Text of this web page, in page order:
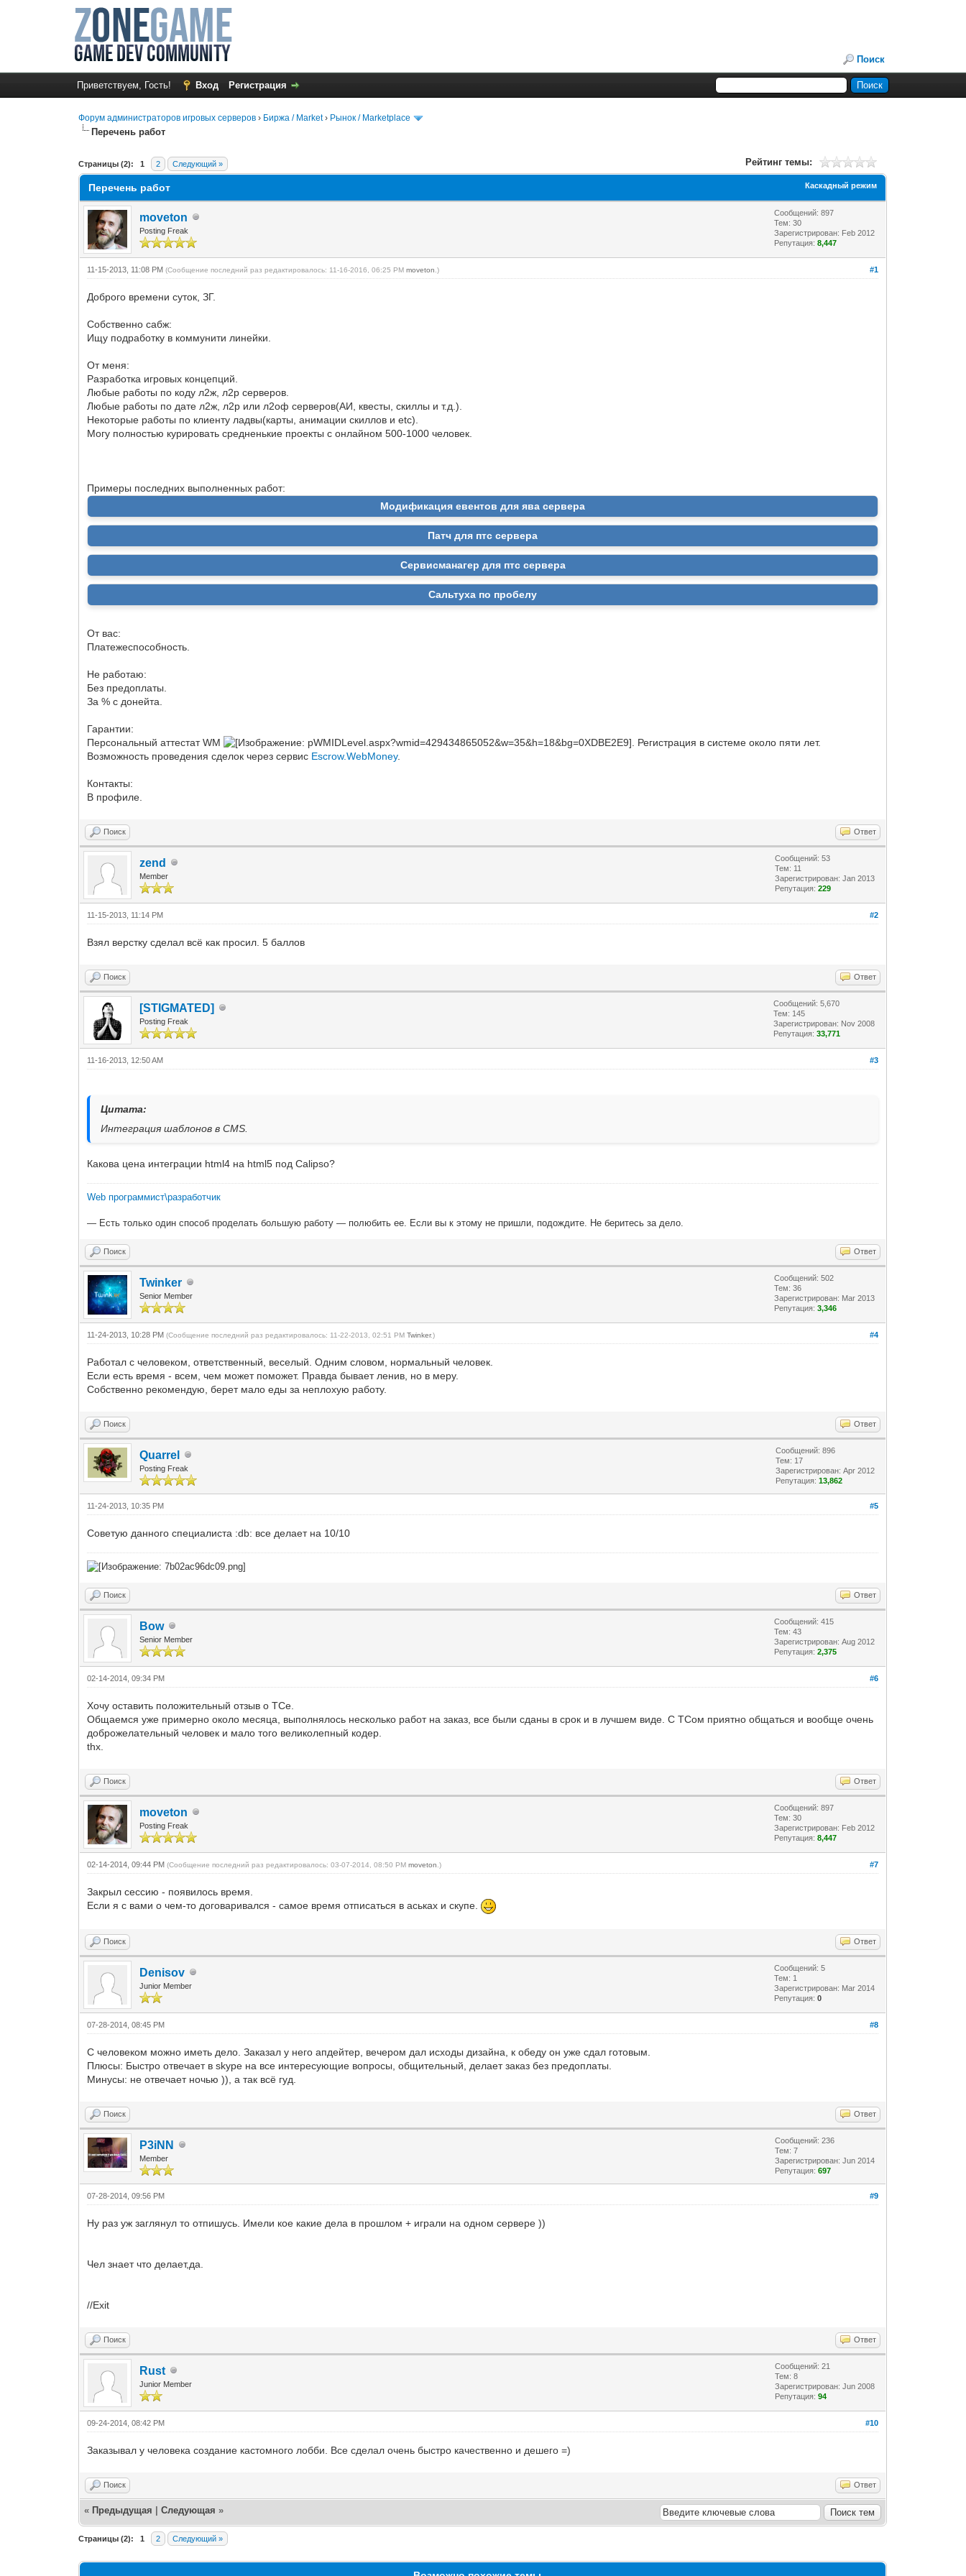
Поиск
Приветствуем, Гость! Вход Регистрация
Форум администраторов игровых серверов › Биржа / Market› Рынок / Marketplace
Перечень работ
Страницы (2): 1 2 Следующий » Рейтинг темы:
0 Голос(ов) - 0 в среднем
1
2
3
4
5
Каскадный режим
Перечень работ
moveton
Posting Freak
Сообщений: 897
Тем: 30
Зарегистрирован: Feb 2012
Репутация:8,447
#1
11-15-2013, 11:08 PM(Сообщение последний раз редактировалось: 11-16-2016, 06:25 PMmoveton .)
Доброго времени суток, ЗГ.
Собственно сабж:
Ищу подработку в коммунити линейки.
От меня:
Разработка игровых концепций.
Любые работы по коду л2ж, л2р серверов.
Любые работы по дате л2ж, л2р или л2оф серверов(АИ, квесты, скиллы и т.д.).
Некоторые работы по клиенту ладвы(карты, анимации скиллов и etc).
Могу полностью курировать средненькие проекты с онлайном 500-1000 человек.
Примеры последних выполненных работ:
Модификация евентов для ява сервера
Патч для птс сервера
Сервисманагер для птс сервера
Сальтуха по пробелу
От вас:
Платежеспособность.
Не работаю:
Без предоплаты.
За % с донейта.
Гарантии:
Персональный аттестат WM
. Регистрация в системе около пяти лет.
Возможность проведения сделок через сервис Escrow.WebMoney.
Контакты:
В профиле.
Поиск Ответ
zend
Member
Сообщений: 53
Тем: 11
Зарегистрирован: Jan 2013
Репутация:229
#2
11-15-2013, 11:14 PM
Взял верстку сделал всё как просил. 5 баллов
Поиск Ответ
[STIGMATED]
Posting Freak
Сообщений: 5,670
Тем: 145
Зарегистрирован: Nov 2008
Репутация:33,771
#3
11-16-2013, 12:50 AM
Цитата:
Интеграция шаблонов в CMS.
Какова цена интеграции html4 на html5 под Calipso?
Web программист\разработчик
— Есть только один способ проделать большую работу — полюбить ее. Если вы к этому не пришли, подождите. Не беритесь за дело.
Поиск Ответ
Twinker
Senior Member
Сообщений: 502
Тем: 36
Зарегистрирован: Mar 2013
Репутация:3,346
#4
11-24-2013, 10:28 PM(Сообщение последний раз редактировалось: 11-22-2013, 02:51 PMTwinker.)
Работал с человеком, ответственный, веселый. Одним словом, нормальный человек.
Если есть время - всем, чем может поможет. Правда бывает ленив, но в меру.
Собственно рекомендую, берет мало еды за неплохую работу.
Поиск Ответ
Quarrel
Posting Freak
Сообщений: 896
Тем: 17
Зарегистрирован: Apr 2012
Репутация:13,862
#5
11-24-2013, 10:35 PM
Советую данного специалиста :db: все делает на 10/10
Поиск Ответ
Bow
Senior Member
Сообщений: 415
Тем: 43
Зарегистрирован: Aug 2012
Репутация:2,375
#6
02-14-2014, 09:34 PM
Хочу оставить положительный отзыв о ТСе.
Общаемся уже примерно около месяца, выполнялось несколько работ на заказ, все были сданы в срок и в лучшем виде. С ТСом приятно общаться и вообще очень
доброжелательный человек и мало того великолепный кодер.
thx.
Поиск Ответ
moveton
Posting Freak
Сообщений: 897
Тем: 30
Зарегистрирован: Feb 2012
Репутация:8,447
#7
02-14-2014, 09:44 PM(Сообщение последний раз редактировалось: 03-07-2014, 08:50 PMmoveton .)
Закрыл сессию - появилось время.
Если я с вами о чем-то договаривался - самое время отписаться в аськах и скупе.
Поиск Ответ
Denisov
Junior Member
Сообщений: 5
Тем: 1
Зарегистрирован: Mar 2014
Репутация:0
#8
07-28-2014, 08:45 PM
С человеком можно иметь дело. Заказал у него апдейтер, вечером дал исходы дизайна, к обеду он уже сдал готовым.
Плюсы: Быстро отвечает в skype на все интересующие вопросы, общительный, делает заказ без предоплаты.
Минусы: не отвечает ночью )), а так всё гуд.
Поиск Ответ
P3iNN
Member
Сообщений: 236
Тем: 7
Зарегистрирован: Jun 2014
Репутация:697
#9
07-28-2014, 09:56 PM
Ну раз уж заглянул то отпишусь. Имели кое какие дела в прошлом + играли на одном сервере ))
Чел знает что делает,да.
//Exit
Поиск Ответ
Rust
Junior Member
Сообщений: 21
Тем: 8
Зарегистрирован: Jun 2008
Репутация:94
#10
09-24-2014, 08:42 PM
Заказывал у человека создание кастомного лобби. Все сделал очень быстро качественно и дешего =)
Поиск Ответ
« Предыдущая |Следующая»
Страницы (2): 1 2 Следующий »